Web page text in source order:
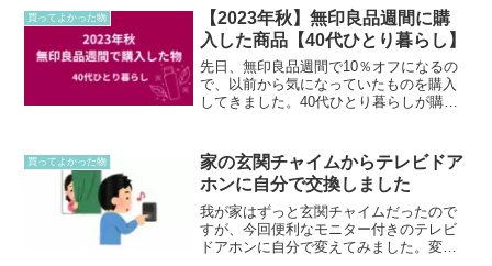
くようなので（多分1万円以上使うとメル
カリポイント50...
買ってよかった物
【2023年秋】無印良品週間に購
入した商品【40代ひとり暮らし】
先日、無印良品週間で10％オフになるの
で、以前から気になっていたものを購入
してきました。40代ひとり暮らしが購入
んが、最近鼻の毛穴が少し気になってい
ました。いつもは石鹸...
買ってよかった物
家の玄関チャイムからテレビドア
ホンに自分で交換しました
我が家はずっと玄関チャイムだったので
すが、今回便利なモニター付きのテレビ
ドアホンに自分で変えてみました。変え